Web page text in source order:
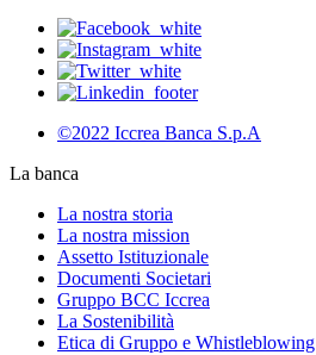
©2022 Iccrea Banca S.p.A
La banca
La nostra storia
La nostra mission
Assetto Istituzionale
Documenti Societari
Gruppo BCC Iccrea
La Sostenibilità
Etica di Gruppo e Whistleblowing